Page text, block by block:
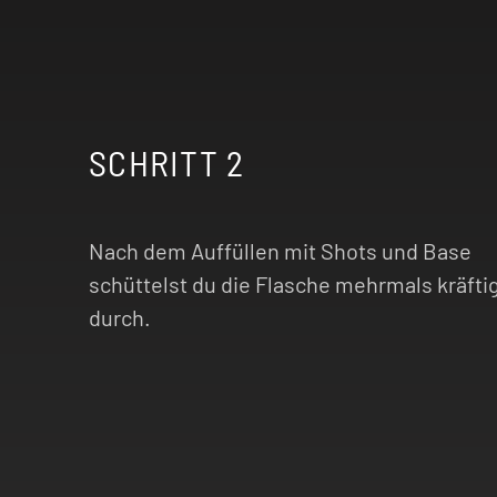
SCHRITT 2
Nach dem Auffüllen mit Shots und Base
schüttelst du die Flasche mehrmals
durch.